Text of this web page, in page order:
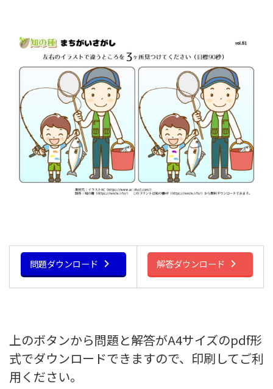
問題ダウンロード 解答ダウンロード
上のボタンから問題と解答がA4サイズのpdf形
式でダウンロードできますので、印刷してご利
用ください。